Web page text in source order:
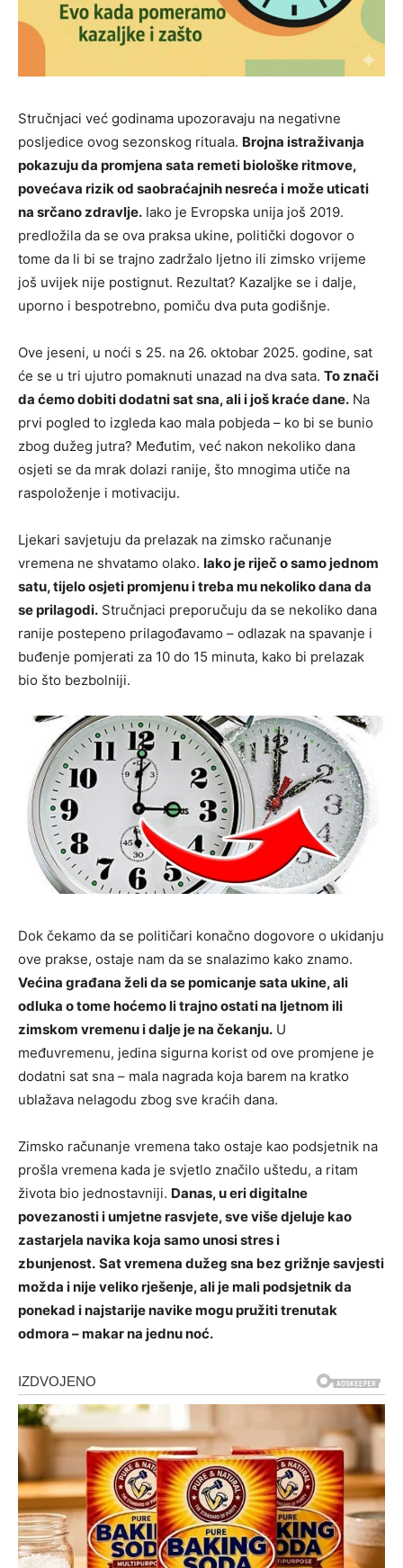
Stručnjaci već godinama upozoravaju na negativne
posljedice ovog sezonskog rituala. Brojna istraživanja
pokazuju da promjena sata remeti biološke ritmove,
povećava rizik od saobraćajnih nesreća i može uticati
na srčano zdravlje. Iako je Evropska unija još 2019.
predložila da se ova praksa ukine, politički dogovor o
tome da li bi se trajno zadržalo ljetno ili zimsko vrijeme
još uvijek nije postignut. Rezultat? Kazaljke se i dalje,
uporno i bespotrebno, pomiču dva puta godišnje.
Ove jeseni, u noći s 25. na 26. oktobar 2025. godine, sat
će se u tri ujutro pomaknuti unazad na dva sata. To znači
da ćemo dobiti dodatni sat sna, ali i još kraće dane. Na
prvi pogled to izgleda kao mala pobjeda – ko bi se bunio
zbog dužeg jutra? Međutim, već nakon nekoliko dana
osjeti se da mrak dolazi ranije, što mnogima utiče na
raspoloženje i motivaciju.
Ljekari savjetuju da prelazak na zimsko računanje
vremena ne shvatamo olako. Iako je riječ o samo jednom
satu, tijelo osjeti promjenu i treba mu nekoliko dana da
se prilagodi. Stručnjaci preporučuju da se nekoliko dana
ranije postepeno prilagođavamo – odlazak na spavanje i
buđenje pomjerati za 10 do 15 minuta, kako bi prelazak
bio što bezbolniji.
Dok čekamo da se političari konačno dogovore o ukidanju
ove prakse, ostaje nam da se snalazimo kako znamo.
Većina građana želi da se pomicanje sata ukine, ali
odluka o tome hoćemo li trajno ostati na ljetnom ili
zimskom vremenu i dalje je na čekanju. U
međuvremenu, jedina sigurna korist od ove promjene je
dodatni sat sna – mala nagrada koja barem na kratko
ublažava nelagodu zbog sve kraćih dana.
Zimsko računanje vremena tako ostaje kao podsjetnik na
prošla vremena kada je svjetlo značilo uštedu, a ritam
života bio jednostavniji. Danas, u eri digitalne
povezanosti i umjetne rasvjete, sve više djeluje kao
zastarjela navika koja samo unosi stres i
zbunjenost. Sat vremena dužeg sna bez grižnje savjesti
možda i nije veliko rješenje, ali je mali podsjetnik da
ponekad i najstarije navike mogu pružiti trenutak
odmora – makar na jednu noć.